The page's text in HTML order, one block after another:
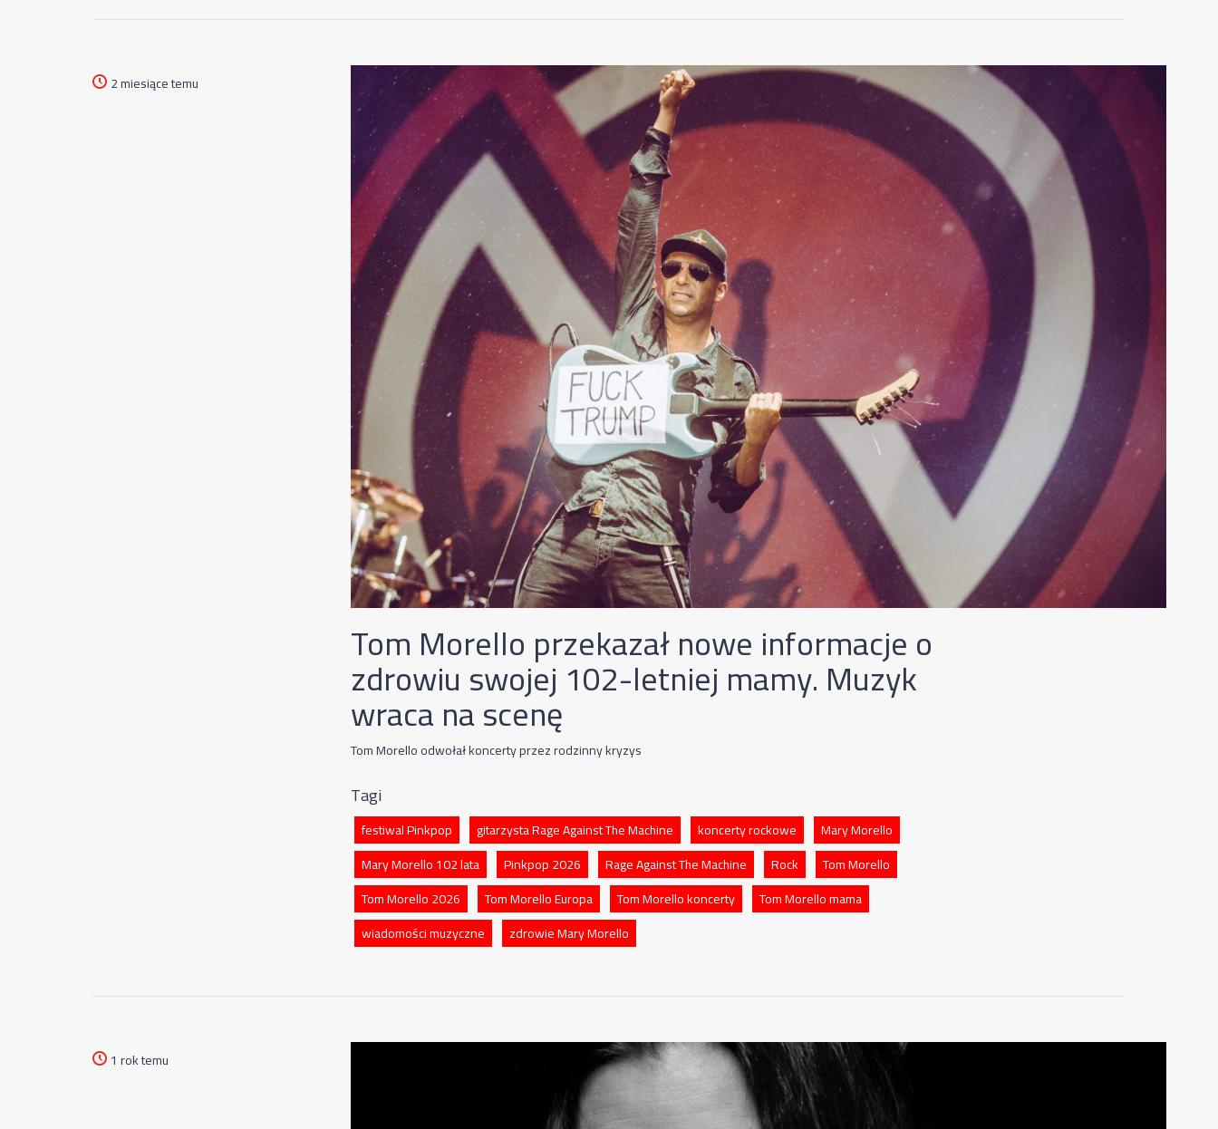
2 miesiące temu
Tom Morello przekazał nowe informacje o
zdrowiu swojej 102-letniej mamy. Muzyk
wraca na scenę
Tom Morello odwołał koncerty przez rodzinny kryzys
Tagi
festiwal Pinkpop gitarzysta Rage Against The Machine koncerty rockowe
Mary Morello
Mary Morello 102 lata
Pinkpop 2026 Rage Against The Machine Rock
Tom Morello
Tom Morello 2026
Tom Morello Europa Tom Morello koncerty
Tom Morello mama
wiadomości muzyczne
zdrowie Mary Morello
1 rok temu